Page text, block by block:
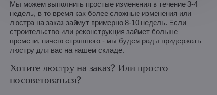
Мы можем выполнить простые изменения в течение 3-4
недель, в то время как более сложные изменения или
люстра на заказ займут примерно 8-10 недель. Если
строительство или реконструкция займет больше
времени, ничего страшного - мы будем рады придержать
люстру для вас на нашем складе.
Хотите люстру на заказ? Или просто
посоветоваться?